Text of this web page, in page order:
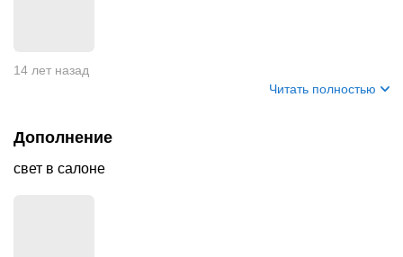
14 лет назад
Читать полностью
Дополнение
свет в салоне